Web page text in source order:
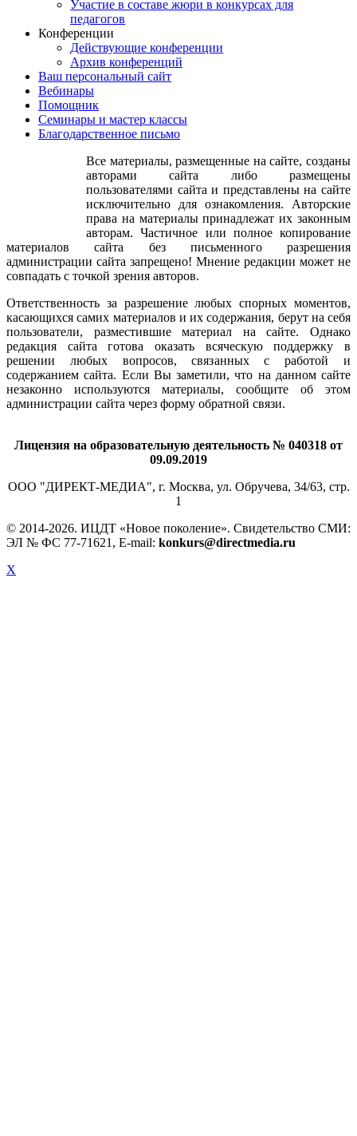
Участие в составе жюри в конкурсах для
педагогов
Конференции
Действующие конференции
Архив конференций
Ваш персональный сайт
Вебинары
Помощник
Семинары и мастер классы
Благодарственное письмо
Все материалы, размещенные на сайте, созданы
авторами сайта либо размещены
пользователями сайта и представлены на сайте
исключительно для ознакомления. Авторские
права на материалы принадлежат их законным
авторам. Частичное или полное копирование
материалов сайта без письменного разрешения
администрации сайта запрещено! Мнение редакции может не
совпадать с точкой зрения авторов.
Ответственность за разрешение любых спорных моментов,
касающихся самих материалов и их содержания, берут на себя
пользователи, разместившие материал на сайте. Однако
редакция сайта готова оказать всяческую поддержку в
решении любых вопросов, связанных с работой и
содержанием сайта. Если Вы заметили, что на данном сайте
незаконно используются материалы, сообщите об этом
администрации сайта через форму обратной связи.
Лицензия на образовательную деятельность № 040318 от
09.09.2019
ООО "ДИРЕКТ-МЕДИА", г. Москва, ул. Обручева, 34/63, стр.
1
© 2014-2026. ИЦДТ «Новое поколение». Свидетельство СМИ:
ЭЛ № ФС 77-71621, E-mail: konkurs@directmedia.ru
X